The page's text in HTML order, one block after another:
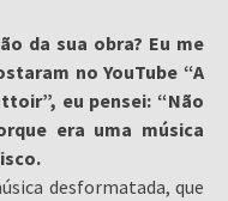
da sua obra? Eu me
no YouTube “A
eu pensei: “Não
era uma música
desformatada, que